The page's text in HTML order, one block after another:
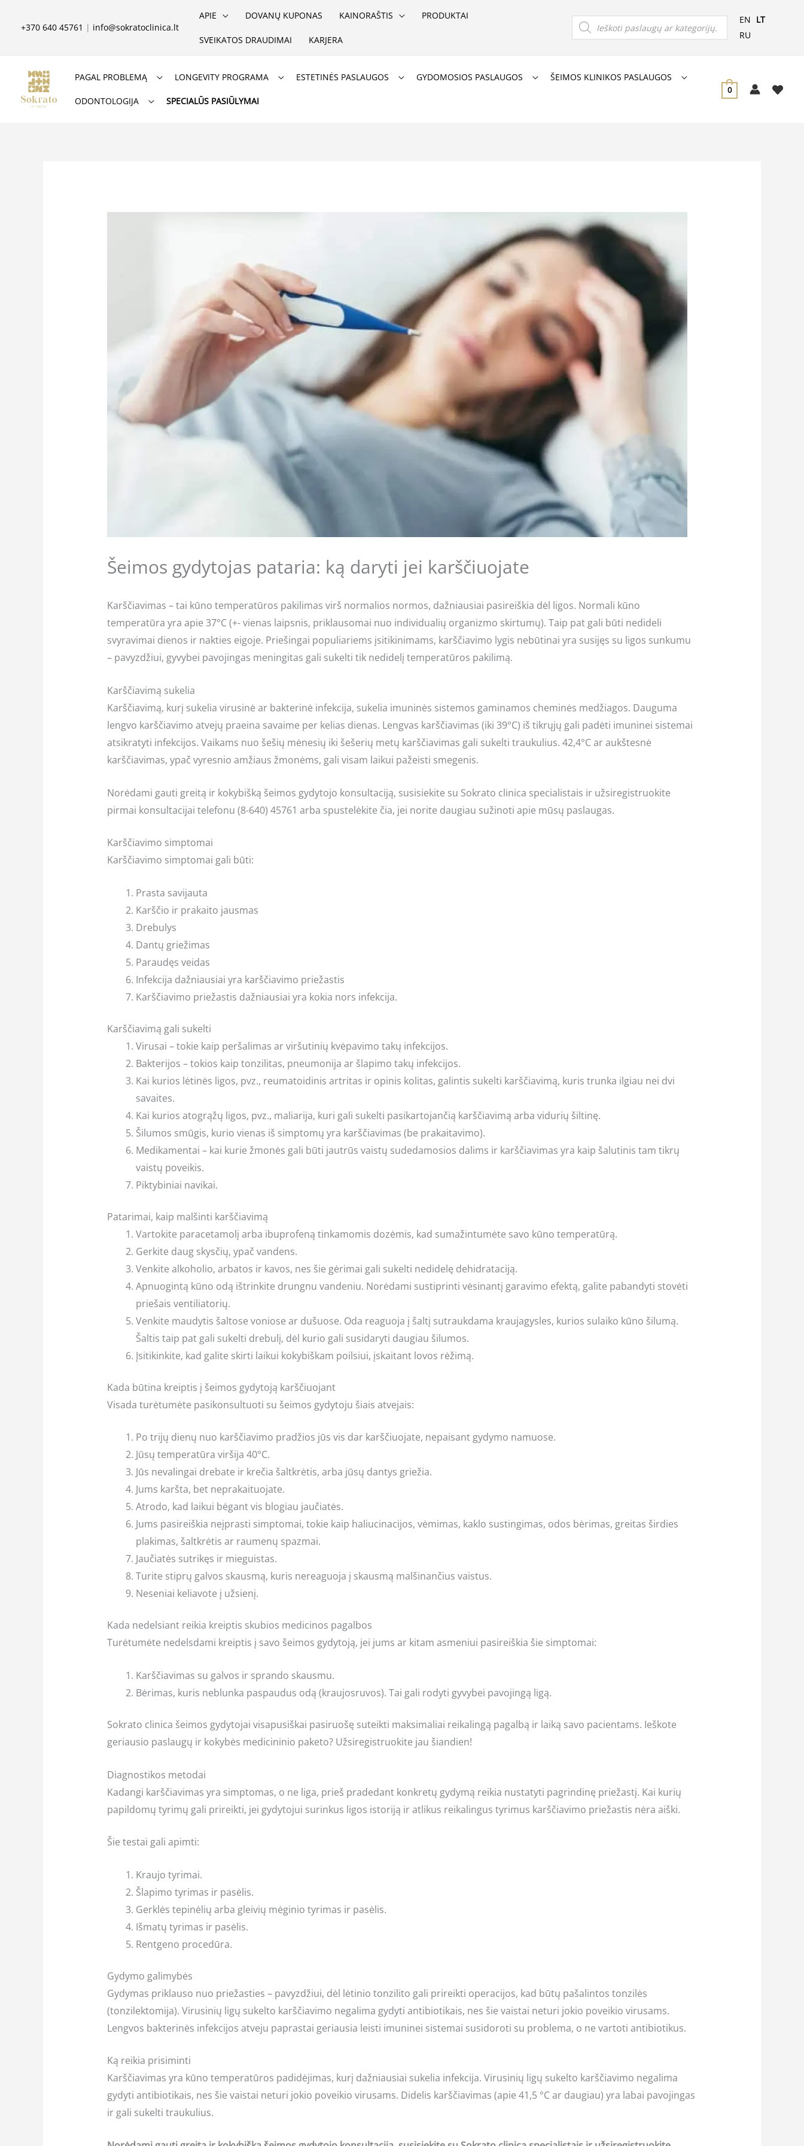
+370 640 45761 | info@sokratoclinica.lt
APIE DOVANŲ KUPONAS KAINORAŠTIS PRODUKTAI
SVEIKATOS DRAUDIMAI KARJERA
Products
search
EN LT
RU
PAGAL PROBLEMĄ LONGEVITY PROGRAMA ESTETINĖS PASLAUGOS GYDOMOSIOS PASLAUGOS ŠEIMOS KLINIKOS PASLAUGOS
ODONTOLOGIJA SPECIALŪS PASIŪLYMAI
0
Šeimos gydytojas pataria: ką daryti jei karščiuojate
Karščiavimas – tai kūno temperatūros pakilimas virš normalios normos, dažniausiai pasireiškia dėl ligos. Normali kūno
temperatūra yra apie 37°C (+- vienas laipsnis, priklausomai nuo individualių organizmo skirtumų). Taip pat gali būti nedideli
svyravimai dienos ir nakties eigoje. Priešingai populiariems įsitikinimams, karščiavimo lygis nebūtinai yra susijęs su ligos sunkumu
– pavyzdžiui, gyvybei pavojingas meningitas gali sukelti tik nedidelį temperatūros pakilimą.
Karščiavimą sukelia
Karščiavimą, kurį sukelia virusinė ar bakterinė infekcija, sukelia imuninės sistemos gaminamos cheminės medžiagos. Dauguma
lengvo karščiavimo atvejų praeina savaime per kelias dienas. Lengvas karščiavimas (iki 39°C) iš tikrųjų gali padėti imuninei sistemai
atsikratyti infekcijos. Vaikams nuo šešių mėnesių iki šešerių metų karščiavimas gali sukelti traukulius. 42,4°C ar aukštesnė
karščiavimas, ypač vyresnio amžiaus žmonėms, gali visam laikui pažeisti smegenis.
Norėdami gauti greitą ir kokybišką šeimos gydytojo konsultaciją, susisiekite su Sokrato clinica specialistais ir užsiregistruokite
pirmai konsultacijai telefonu (8-640) 45761 arba spustelėkite čia, jei norite daugiau sužinoti apie mūsų paslaugas.
Karščiavimo simptomai
Karščiavimo simptomai gali būti:
Prasta savijauta
Karščio ir prakaito jausmas
Drebulys
Dantų griežimas
Paraudęs veidas
Infekcija dažniausiai yra karščiavimo priežastis
Karščiavimo priežastis dažniausiai yra kokia nors infekcija.
Karščiavimą gali sukelti
Virusai – tokie kaip peršalimas ar viršutinių kvėpavimo takų infekcijos.
Bakterijos – tokios kaip tonzilitas, pneumonija ar šlapimo takų infekcijos.
Kai kurios lėtinės ligos, pvz., reumatoidinis artritas ir opinis kolitas, galintis sukelti karščiavimą, kuris trunka ilgiau nei dvi
savaites.
Kai kurios atogrąžų ligos, pvz., maliarija, kuri gali sukelti pasikartojančią karščiavimą arba vidurių šiltinę.
Šilumos smūgis, kurio vienas iš simptomų yra karščiavimas (be prakaitavimo).
Medikamentai – kai kurie žmonės gali būti jautrūs vaistų sudedamosios dalims ir karščiavimas yra kaip šalutinis tam tikrų
vaistų poveikis.
Piktybiniai navikai.
Patarimai, kaip malšinti karščiavimą
Vartokite paracetamolį arba ibuprofeną tinkamomis dozėmis, kad sumažintumėte savo kūno temperatūrą.
Gerkite daug skysčių, ypač vandens.
Venkite alkoholio, arbatos ir kavos, nes šie gėrimai gali sukelti nedidelę dehidrataciją.
Apnuogintą kūno odą ištrinkite drungnu vandeniu. Norėdami sustiprinti vėsinantį garavimo efektą, galite pabandyti stovėti
priešais ventiliatorių.
Venkite maudytis šaltose voniose ar dušuose. Oda reaguoja į šaltį sutraukdama kraujagysles, kurios sulaiko kūno šilumą.
Šaltis taip pat gali sukelti drebulį, dėl kurio gali susidaryti daugiau šilumos.
Įsitikinkite, kad galite skirti laikui kokybiškam poilsiui, įskaitant lovos rėžimą.
Kada būtina kreiptis į šeimos gydytoją karščiuojant
Visada turėtumėte pasikonsultuoti su šeimos gydytoju šiais atvejais:
Po trijų dienų nuo karščiavimo pradžios jūs vis dar karščiuojate, nepaisant gydymo namuose.
Jūsų temperatūra viršija 40°C.
Jūs nevalingai drebate ir krečia šaltkrėtis, arba jūsų dantys griežia.
Jums karšta, bet neprakaituojate.
Atrodo, kad laikui bėgant vis blogiau jaučiatės.
Jums pasireiškia neįprasti simptomai, tokie kaip haliucinacijos, vėmimas, kaklo sustingimas, odos bėrimas, greitas širdies
plakimas, šaltkrėtis ar raumenų spazmai.
Jaučiatės sutrikęs ir mieguistas.
Turite stiprų galvos skausmą, kuris nereaguoja į skausmą malšinančius vaistus.
Neseniai keliavote į užsienį.
Kada nedelsiant reikia kreiptis skubios medicinos pagalbos
Turėtumėte nedelsdami kreiptis į savo šeimos gydytoją, jei jums ar kitam asmeniui pasireiškia šie simptomai:
Karščiavimas su galvos ir sprando skausmu.
Bėrimas, kuris neblunka paspaudus odą (kraujosruvos). Tai gali rodyti gyvybei pavojingą ligą.
Sokrato clinica šeimos gydytojai visapusiškai pasiruošę suteikti maksimaliai reikalingą pagalbą ir laiką savo pacientams. Ieškote
geriausio paslaugų ir kokybės medicininio paketo? Užsiregistruokite jau šiandien!
Diagnostikos metodai
Kadangi karščiavimas yra simptomas, o ne liga, prieš pradedant konkretų gydymą reikia nustatyti pagrindinę priežastį. Kai kurių
papildomų tyrimų gali prireikti, jei gydytojui surinkus ligos istoriją ir atlikus reikalingus tyrimus karščiavimo priežastis nėra aiški.
Šie testai gali apimti:
Kraujo tyrimai.
Šlapimo tyrimas ir pasėlis.
Gerklės tepinėlių arba gleivių mėginio tyrimas ir pasėlis.
Išmatų tyrimas ir pasėlis.
Rentgeno procedūra.
Gydymo galimybės
Gydymas priklauso nuo priežasties – pavyzdžiui, dėl lėtinio tonzilito gali prireikti operacijos, kad būtų pašalintos tonzilės
(tonzilektomija). Virusinių ligų sukelto karščiavimo negalima gydyti antibiotikais, nes šie vaistai neturi jokio poveikio virusams.
Lengvos bakterinės infekcijos atveju paprastai geriausia leisti imuninei sistemai susidoroti su problema, o ne vartoti antibiotikus.
Ką reikia prisiminti
Karščiavimas yra kūno temperatūros padidėjimas, kurį dažniausiai sukelia infekcija. Virusinių ligų sukelto karščiavimo negalima
gydyti antibiotikais, nes šie vaistai neturi jokio poveikio virusams. Didelis karščiavimas (apie 41,5 °C ar daugiau) yra labai pavojingas
ir gali sukelti traukulius.